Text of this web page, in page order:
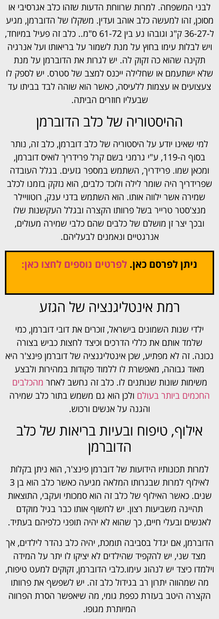
לבני המשפחה. למרות שרווחת הדעות שזהו כלב אגרסיבי או
מסוכן, זהו למעשה כלב אוהב ועדין. משקלו של הדוברמן, מגיע
ל-36-27 ק"ג וגובהו נע בין 61-72 ס"מ.. כלב זה פעיל במיוחד,
ויש לבלות עימו בחוץ על מנת לשמור על בריאותו ועל אנרגיה
תקינה שהוא כה זקוק לה. יש לגרות את הדוברמן על מנת
שלא ישתעמם או שחלילה ייכנס למצב של סטרס. יש לספק לו
צעצועים או עצמות ללעיסה, כאשר הוא שוהה לבד בביתו עד
שבעליו חוזרים הביתה.
ההיסטוריה של כלב הדוברמן
למי שאינו יודע על היסטוריה של כלב דוברמן, כלב זה, נותר
בסוף ה-119, ע"י גרמני בשם קרל פרידריך לואיס דוברמן,
ומכאן שמו. פרידריך, השתמש במספר גזעים. בגלל העובדה
שפרידריך היה שומר לילה ולוכד כלבים, הוא נזקק בזמנו לכלב
שמירה אשר ילווה אותו. הוא השתמש בדני ענק, רוטוויילר
מנצ'סטר טרייר בשל פרוותו הקצרה ובגלל העקשנות שלו
ובכך יצר זן מושלם של כלבים שהם כלבי שמירה מעולים,
אנרגטיים ונאמנים לבעליהם.
ניתן לפרסם כאן. לפרטים נוספים לחצו כאן:
רמת אינטליגנציה של הגזע
ילדי שנות השמונים בישראל, זוכרים את דובי דוברמן, כמי
שלמד אותם את כללי הדרכים וכיצד לחצות כביש בצורה
נכונה. זה לא מפתיע, שכן אינטליגנציה של דוברמן פינצ'ר היא
מאוד גבוהה, מאפשרת לו ללמוד פקודות במהירות ולבצע
משימות שונות שנותנים לו. כלב זה נחשב לאחר מהכלבים
החכמים ביותר בעולם ולכן הוא גם משמש בתור כלב שמירה
והגנה על אנשים ורכוש.
אילוף, טיפוח ובעיות בריאות של כלב
הדוברמן
למרות תכונותיו הידועות של דוברמן פינצ'ר, הוא ניתן בקלות
לאילוף למרות שבגרותו המלאה מגיעה כאשר כלב הוא בן 3
שנים. כאשר האילוף של כלב זה הוא סמכותי ועקבי, התוצאות
תהיינה משביעות רצון. יש לחשוף אותו כבר בגיל מוקדם
לאנשים ובעלי חיים, כך שהוא לא יהיה תופני כלפיהם בעתיד.
הדוברמן, אם יגדל בסביבה תומכת, יהיה כלב נהדר לילדים, אך
מצד שני, יש להקפיד שהילדים לא יציקו לו יתר על המידה
וילמדו כיצד יש לנהוג עימו.כלבי הדוברמן, זקוקים למעט טיפוח,
מה שמהווה יתרון רב בגידול כלב זה. יש לשפשף את פרוותו
הקצרה היטב בעזרת כפפת גומי, מה שיאפשר הסרת הפרווה
המיותרת מגופו.